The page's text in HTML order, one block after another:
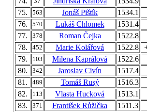
75.
563 Jonáš Pištík
1534.1
76.
570 Lukáš Chlomek
1531.4
77.
378 Roman Čejka
1522.8
78.
452 Marie Kolářová 1522.8
79.
103 Milena Kaprálová
1522.6
80.
342 Jaroslav Civín
1517.4
81.
489 Tomáš Rusý
1516.3
82.
113 Vlasta Hucková
1513.1
83.
371 František Růžička
1511.3